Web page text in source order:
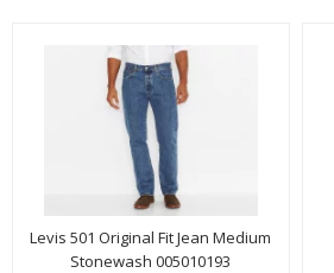
Levis 501 Original Fit Jean Medium
Stonewash 005010193